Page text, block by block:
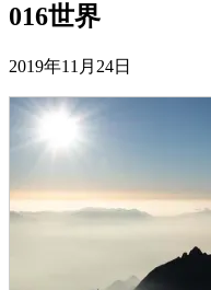
016世界
2019年11月24日